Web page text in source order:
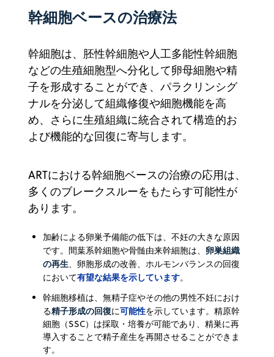
幹細胞ベースの治療法
幹細胞は、胚性幹細胞や人工多能性幹細胞
などの生殖細胞型へ分化して卵母細胞や精
子を形成することができ、パラクリンシグ
ナルを分泌して組織修復や細胞機能を高
め、さらに生殖組織に統合されて構造的お
よび機能的な回復に寄与します。
ARTにおける幹細胞ベースの治療の応用は、
多くのブレークスルーをもたらす可能性が
あります。
加齢による卵巣予備能の低下は、不妊の大きな原因
です。間葉系幹細胞や骨髄由来幹細胞は、 卵巣組織
の再生、卵胞形成の改善、ホルモンバランスの回復
において有望な結果を示しています。
幹細胞移植は、無精子症やその他の男性不妊におけ
る精子形成の回復に可能性を示しています。精原幹
細胞（SSC）は採取・培養が可能であり、精巣に再
導入することで精子産生を再開させることができま
す。